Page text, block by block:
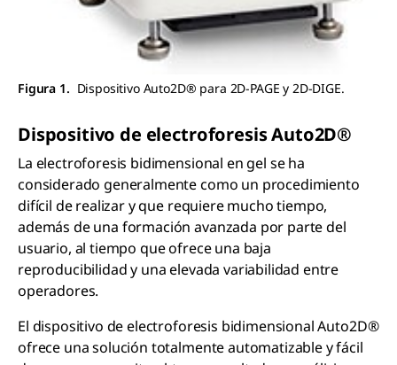
Figura 1. Dispositivo Auto2D® para 2D-PAGE y 2D-DIGE.
Dispositivo de electroforesisAuto2D®
La electroforesis bidimensional en gel se ha
considerado generalmente como un procedimiento
difícil de realizar y que requiere mucho tiempo,
además de una formación avanzada por parte del
usuario, al tiempo que ofrece una baja
reproducibilidad y una elevada variabilidad entre
operadores.
El dispositivo de electroforesis bidimensional Auto2D®
ofrece una solución totalmente automatizable y fácil